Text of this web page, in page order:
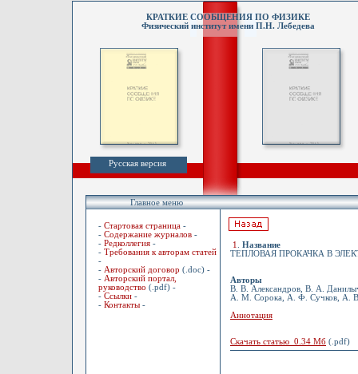
КРАТКИЕ СООБЩЕНИЯ ПО ФИЗИКЕ
Физический институт имени П.Н. Лебедева
Русская версия
Главное меню
- Стартовая страница -
- Содержание журналов -
- Редколлегия -
- Требования к авторам статей
-
- Авторский договор (.doc) -
- Авторский портал,
руководство (.pdf) -
- Ссылки -
- Контакты -
1
Название
ТЕПЛОВАЯ ПРОКАЧКА В
Авторы
В. В. Александров, В. А.
А. М. Сорока, А. Ф. Сучков, А.
Аннотация
Скачать статью 0.34 Мб (.pdf)